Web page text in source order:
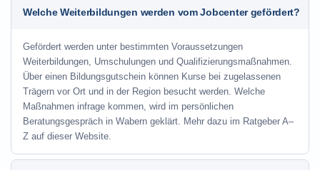
Welche Weiterbildungen werden vom Jobcenter gefördert?
Gefördert werden unter bestimmten Voraussetzungen
Weiterbildungen, Umschulungen und Qualifizierungsmaßnahmen.
Über einen Bildungsgutschein können Kurse bei zugelassenen
Trägern vor Ort und in der Region besucht werden. Welche
Maßnahmen infrage kommen, wird im persönlichen
Beratungsgespräch in Wabern geklärt. Mehr dazu im Ratgeber A–
Z auf dieser Website.